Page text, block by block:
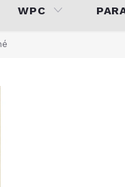
WPC